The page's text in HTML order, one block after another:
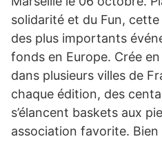
solidarité et du Fun,
des plus importants
fonds en Europe. Crée
dans plusieurs villes de
chaque édition, des
s’élancent baskets aux
association favorite.